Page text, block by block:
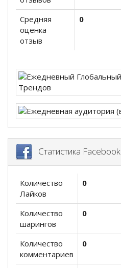
Средняя
оценка
отзыв
0
Статистика Facebook
Количество
Лайков
0
Количество
шарингов
0
Количество
комментариев
0